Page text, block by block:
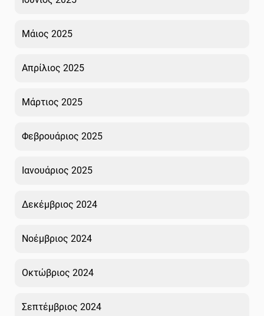
Μάιος 2025
Απρίλιος 2025
Μάρτιος 2025
Φεβρουάριος 2025
Ιανουάριος 2025
Δεκέμβριος 2024
Νοέμβριος 2024
Οκτώβριος 2024
Σεπτέμβριος 2024